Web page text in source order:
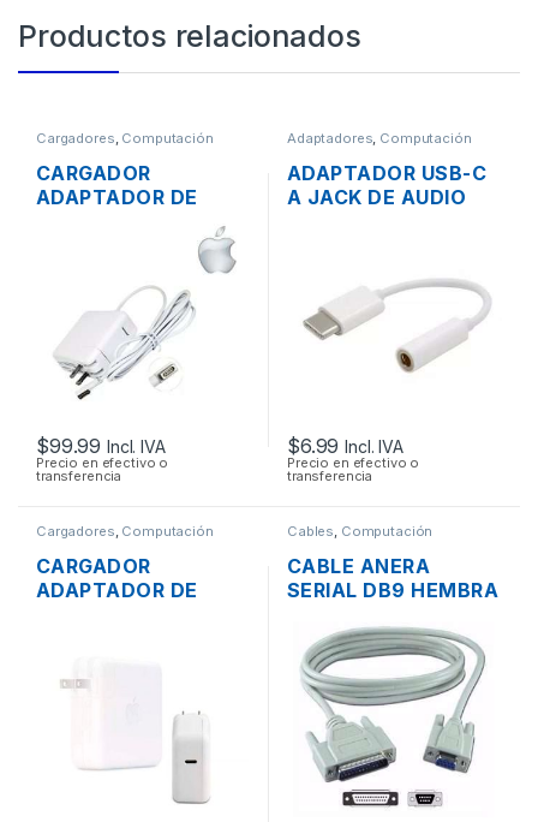
Productos relacionados
Cargadores, Computación
CARGADOR
ADAPTADOR DE
ENERGÍA MAC APPLE
MAGSAFE 15.4V 3.1A
45W ORIGINAL
$99.99 Incl. IVA
Precio en efectivo o
transferencia
Adaptadores, Computación
ADAPTADOR USB-C
A JACK DE AUDIO
GALAXY S9 / S8
$6.99 Incl. IVA
Precio en efectivo o
transferencia
Cargadores, Computación
CARGADOR
ADAPTADOR DE
TIPO-C 3.1 20.2V
4.3A 87W ORIGINAL
Cables, Computación
CABLE ANERA
SERIAL DB9 HEMBRA
MACHO 1.8MTS